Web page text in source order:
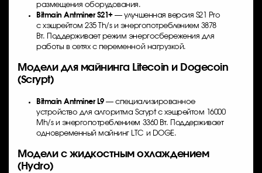
размещения оборудования.
Bitmain Antminer S21+— улучшенная версия S21 Pro
с хэшрейтом 235 Th/s и энергопотреблением 3878
Вт. Поддерживает режим энергосбережения для
работы в сетях с переменной нагрузкой.
Модели для майнинга Litecoin и Dogecoin
(Scrypt)
Bitmain Antminer L9— специализированное
устройство для алгоритма Scrypt с хэшрейтом 16000
Mh/s и энергопотреблением 3360 Вт. Поддерживает
одновременный майнинг LTC и DOGE.
Модели с жидкостным охлаждением
(Hydro)